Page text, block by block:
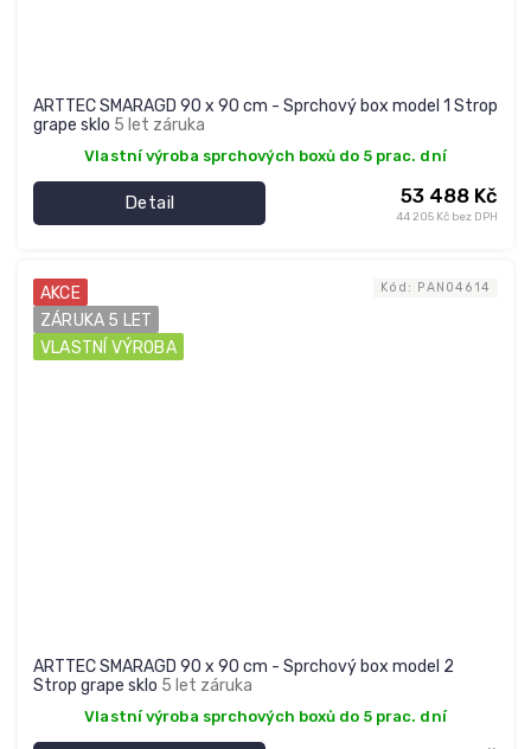
ARTTEC SMARAGD 90 x 90 cm - Sprchový box model 1 Strop
grape sklo 5 let záruka
Vlastní výroba sprchových boxů do 5 prac. dní
44 205 Kč bez DPH
53 488 Kč
Detail
AKCE
ZÁRUKA 5 LET
VLASTNÍ VÝROBA
ARTTEC SMARAGD 90 x 90 cm - Sprchový box model 2
Strop grape sklo 5 let záruka
Vlastní výroba sprchových boxů do 5 prac. dní
Kód: PAN04614